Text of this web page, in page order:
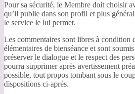
Pour sa sécurité, le Membre doit choisir
qu’il publie dans son profil et plus
le service le lui permet.
Les commentaires sont libres à condition
élémentaires de bienséance et sont
préserver le dialogue et le respect des
pourra supprimer après avertissement
possible, tout propos tombant sous le
dispositions ci-après.